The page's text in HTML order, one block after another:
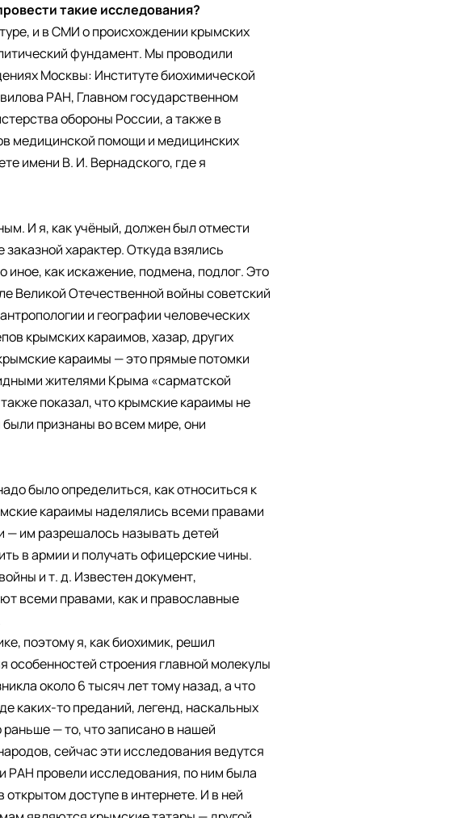
такие исследования?
и в СМИ о происхождении крымских
фундамент. Мы проводили
Москвы: Институте биохимической
РАН, Главном государственном
обороны России, а также в
медицинской помощи и медицинских
имени В. И. Вернадского, где я
И я, как учёный, должен был отмести
характер. Откуда взялись
как искажение, подмена, подлог. Это
Великой Отечественной войны советский
и географии человеческих
крымских караимов, хазар, других
караимы — это прямые потомки
жителями Крыма «сарматской
показал, что крымские караимы не
признаны во всем мире, они
было определиться, как относиться к
караимы наделялись всеми правами
им разрешалось называть детей
в армии и получать офицерские чины.
и т. д. Известен документ,
всеми правами, как и православные
поэтому я, как биохимик, решил
особенностей строения главной молекулы
около 6 тысяч лет тому назад, а что
каких-то преданий, легенд, наскальных
— то, что записано в нашей
сейчас эти исследования ведутся
РАН провели исследования, по ним была
доступе в интернете. И в ней